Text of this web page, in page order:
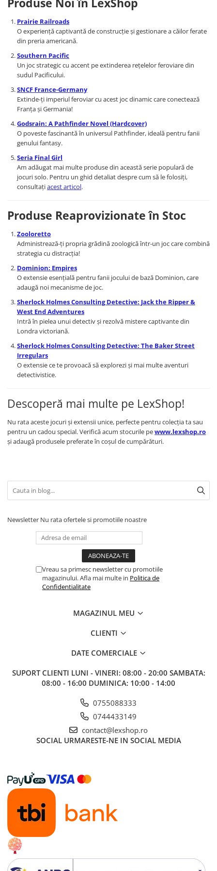
Accesorii Clasice
Book Nooks
Hello Kitty - Produse Oficiale
Sanrio
Comic Books (Benzi Desenate)
Puzzle 3D
Puzzle 8000 piese
Puzzle 150 piese
Puzzle din lemn
Mandala
Puzzle 24 piese
Puzzle-uri metalice si logice
Puzzle 3 in 1
Puzzle 350 piese
Puzzle 275 piese
Puzzle 550 piese
LEGO Jurassic World
LEGO Marvel Super Heroes
LEGO Mindstorms
LEGO Minifigurine
LEGO Minions
LEGO Movie
LEGO One Piece
LEGO Sonic the Hedgehog
LEGO Speed Champions
LEGO Star Wars
LEGO Super Mario
LEGO Technic
LEGO Wednesday
LEGO Wicked
Lampi si brelocuri cu LED
Lenjerii de pat si textile
Recipiente alimentare
Seturi emblematice
Lego Editions
Lego Pokemon
Lego Friends
LEGO Ninjago
Rechizite
Costume si accesorii
Prairie Railroads
O experiență captivantă de construcție și gestionare a căilor ferate
din preria americană.
Southern Pacific
Un joc strategic cu accent pe extinderea rețelelor feroviare din
sudul Pacificului.
SNCF France-Germany
Extinde-ți imperiul feroviar cu acest joc dinamic care conectează
Franța și Germania!
Godsrain: A Pathfinder Novel (Hardcover)
O poveste fascinantă în universul Pathfinder, ideală pentru fanii
genului fantasy.
Seria Final Girl
Am adăugat mai multe produse din această serie populară de
jocuri solo. Pentru un ghid detaliat despre cum să le folosiți,
consultațiacest articol.
Produse Reaprovizionate în Stoc
Zooloretto
Administrează-ți propria grădină zoologică într-un joc care combină
strategia cu distracția!
Dominion: Empires
O extensie esențială pentru fanii jocului de bază Dominion, care
adaugă noi mecanisme de joc.
Sherlock Holmes Consulting Detective: Jack the Ripper &
West End Adventures
Intră în pielea unui detectiv și rezolvă mistere captivante din
Londra victoriană.
Sherlock Holmes Consulting Detective: The Baker Street
Irregulars
O extensie ce te provoacă să explorezi și mai multe aventuri
detectivistice.
Descoperă mai multe pe LexShop!
Nu rata aceste jocuri și extensii unice, perfecte pentru colecția ta sau
pentru un cadou special. Verifică acum stocurile pewww.lexshop.ro
și adaugă produsele preferate în coșul de cumpărături.
Newsletter Nu rata ofertele si promotiile noastre
Vreau sa primesc newsletter cu promotiile
magazinului. Afla mai multe in Politica de
Confidentialitate
MAGAZINUL MEU
CLIENTI
DATE COMERCIALE
SUPORT CLIENTI LUNI - VINERI: 08:00 - 20:00 SAMBATA:
08:00 - 16:00 DUMINICA: 10:00 - 14:00
0755088333
0744433149
contact@lexshop.ro
SOCIAL URMARESTE-NE IN SOCIAL MEDIA